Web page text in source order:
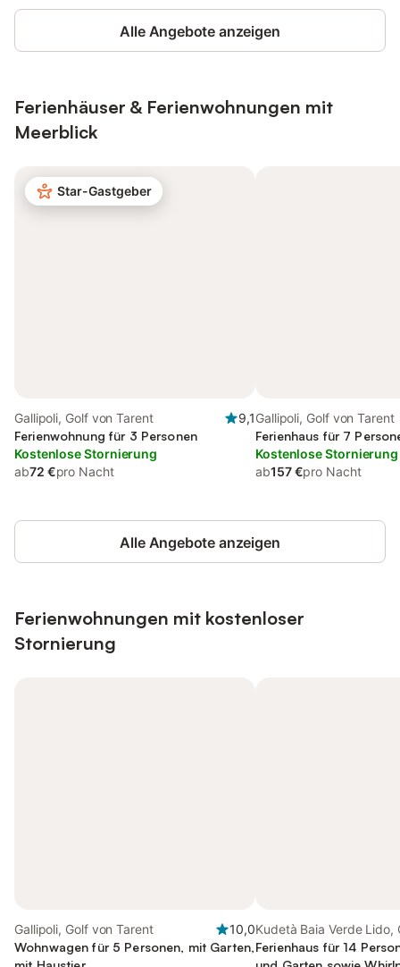
Alle Angebote anzeigen
Ferienhäuser & Ferienwohnungen mit
Meerblick
Star-Gastgeber
Gallipoli, Golf von Tarent
9,1
Ferienwohnung für 3 Personen
Kostenlose Stornierung
ab72 €pro Nacht
Gallipoli, Golf von Tarent
Ferienhaus für 7
Kostenlose Stornierung
ab157 €pro Nacht
Alle Angebote anzeigen
Ferienwohnungen mit kostenloser
Stornierung
Gallipoli, Golf von Tarent
10,0
Wohnwagen für 5 Personen, mit Garten,
Kudetà Baia Verde Lido,
Ferienhaus für 14